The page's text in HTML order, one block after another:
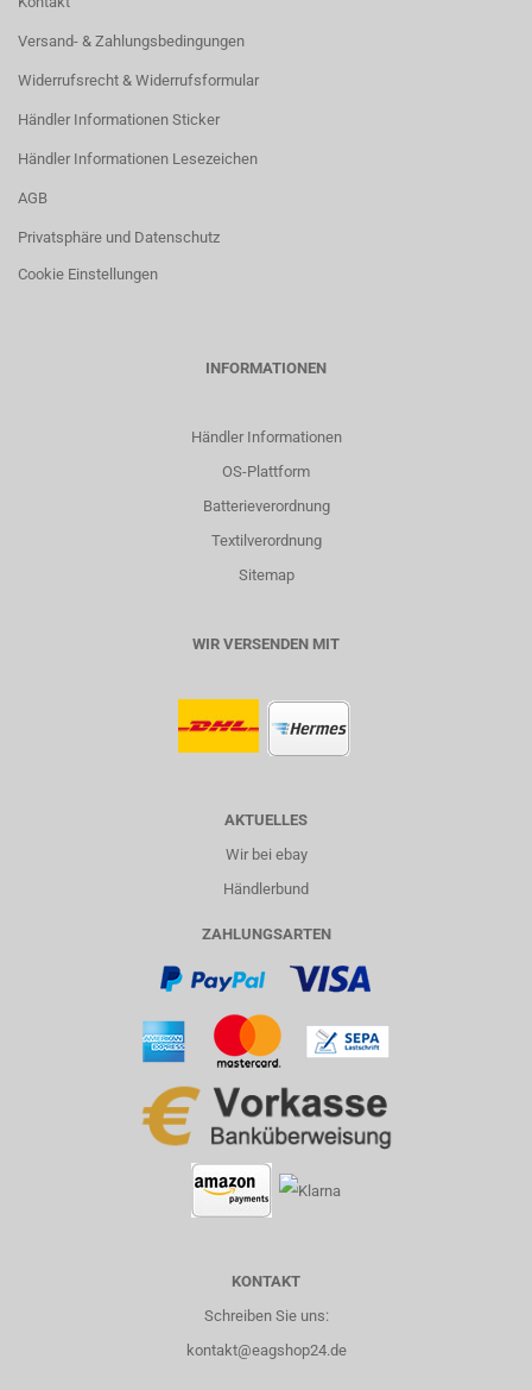
Versand- & Zahlungsbedingungen
Widerrufsrecht & Widerrufsformular
Händler Informationen Sticker
Händler Informationen Lesezeichen
AGB
Privatsphäre und Datenschutz
Cookie Einstellungen
INFORMATIONEN
Händler Informationen
OS-Plattform
Batterieverordnung
Textilverordnung
Sitemap
WIR VERSENDEN MIT
AKTUELLES
Wir bei ebay
Händlerbund
ZAHLUNGSARTEN
KONTAKT
Schreiben Sie uns:
kontakt@eagshop24.de